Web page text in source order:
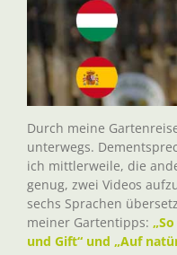
Durch meine
unterwegs.
ich mittlerweile, die
genug, zwei Videos
sechs Sprachen
meiner Gartentipps:
und Gift“ und „Auf